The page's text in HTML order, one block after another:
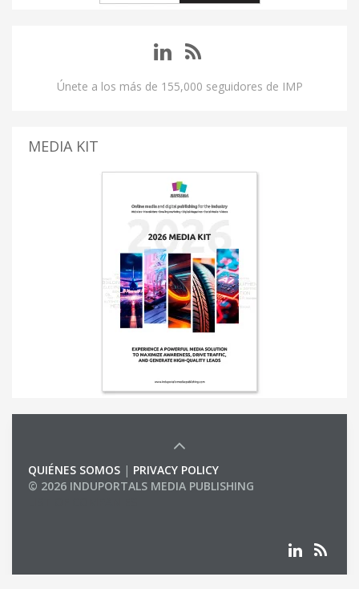
Únete a los más de 155,000 seguidores de IMP
MEDIA KIT
QUIÉNES SOMOS | PRIVACY POLICY
© 2026 INDUPORTALS MEDIA PUBLISHING